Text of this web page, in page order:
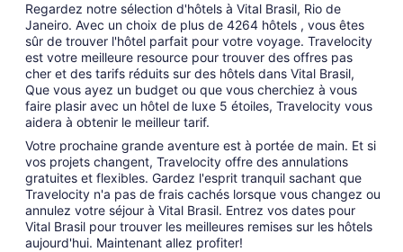
Regardez notre sélection d'hôtels à Vital Brasil, Rio de
Janeiro. Avec un choix de plus de 4264 hôtels , vous êtes
sûr de trouver l'hôtel parfait pour votre voyage. Travelocity
est votre meilleure resource pour trouver des offres pas
cher et des tarifs réduits sur des hôtels dans Vital Brasil,
Que vous ayez un budget ou que vous cherchiez à vous
faire plasir avec un hôtel de luxe 5 étoiles, Travelocity vous
aidera à obtenir le meilleur tarif.
Votre prochaine grande aventure est à portée de main. Et si
vos projets changent, Travelocity offre des annulations
gratuites et flexibles. Gardez l'esprit tranquil sachant que
Travelocity n'a pas de frais cachés lorsque vous changez ou
annulez votre séjour à Vital Brasil. Entrez vos dates pour
Vital Brasil pour trouver les meilleures remises sur les hôtels
aujourd'hui. Maintenant allez profiter!